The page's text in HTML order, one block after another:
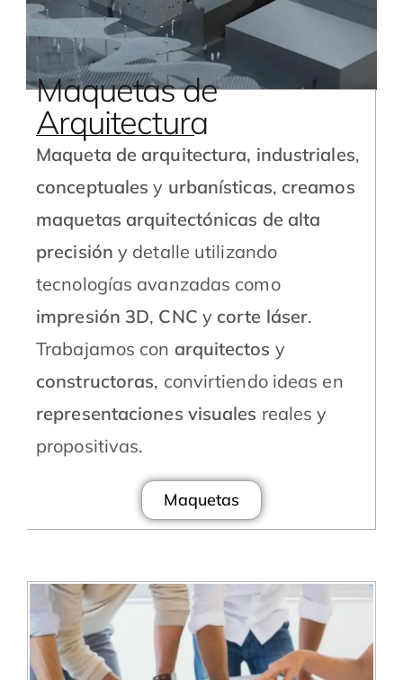
Maquetas de
Arquitectura
Maqueta de arquitectura, industriales,
conceptuales y urbanísticas, creamos
maquetas arquitectónicas de alta
precisión y detalle utilizando
tecnologías avanzadas como
impresión 3D, CNC y corte láser.
Trabajamos con arquitectos y
constructoras, convirtiendo ideas en
representaciones visuales reales y
propositivas.
Maquetas